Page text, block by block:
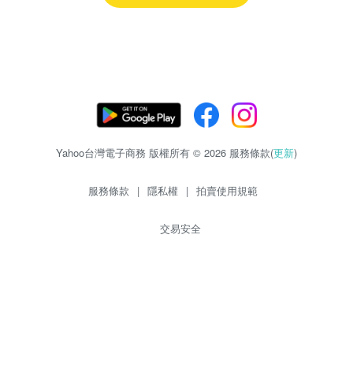
Yahoo台灣電子商務 版權所有 © 2026 服務條款(更新)
服務條款 | 隱私權 | 拍賣使用規範
交易安全